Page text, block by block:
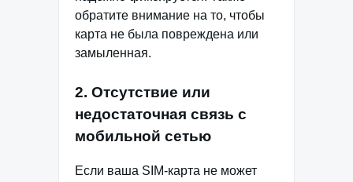
обратите внимание на то, чтобы
карта не была повреждена или
замыленная.
2. Отсутствие или
недостаточная связь с
мобильной сетью
Если ваша SIM-карта не может